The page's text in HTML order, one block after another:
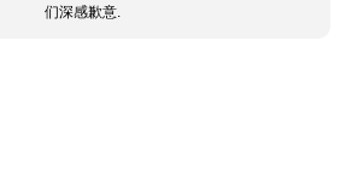
们深感歉意.